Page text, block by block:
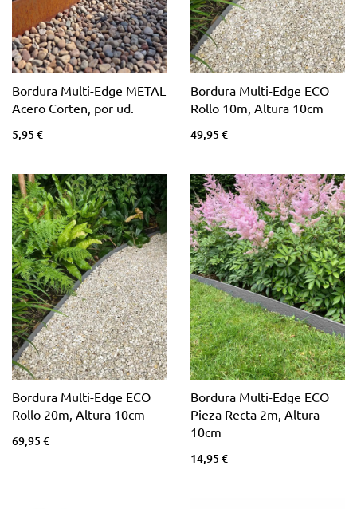
Bordura Multi-Edge METAL
Acero Corten, por ud.
5,95 €
Bordura Multi-Edge ECO
Rollo 10m, Altura 10cm
49,95 €
Bordura Multi-Edge ECO
Rollo 20m, Altura 10cm
69,95 €
Bordura Multi-Edge ECO
Pieza Recta 2m, Altura
10cm
14,95 €